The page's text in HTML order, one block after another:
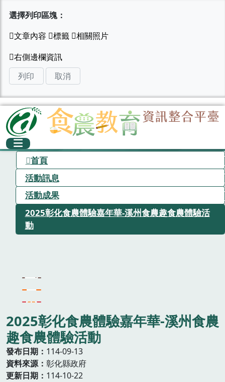
選擇列印區塊：
列印 取消
首頁
活動訊息
活動成果
2025彰化食農體驗嘉年華-溪州食農趣食農體驗活
動
2025彰化食農體驗嘉年華-溪州食農
趣食農體驗活動
發布日期
114-09-13
資料來源
彰化縣政府
更新日期
114-10-22